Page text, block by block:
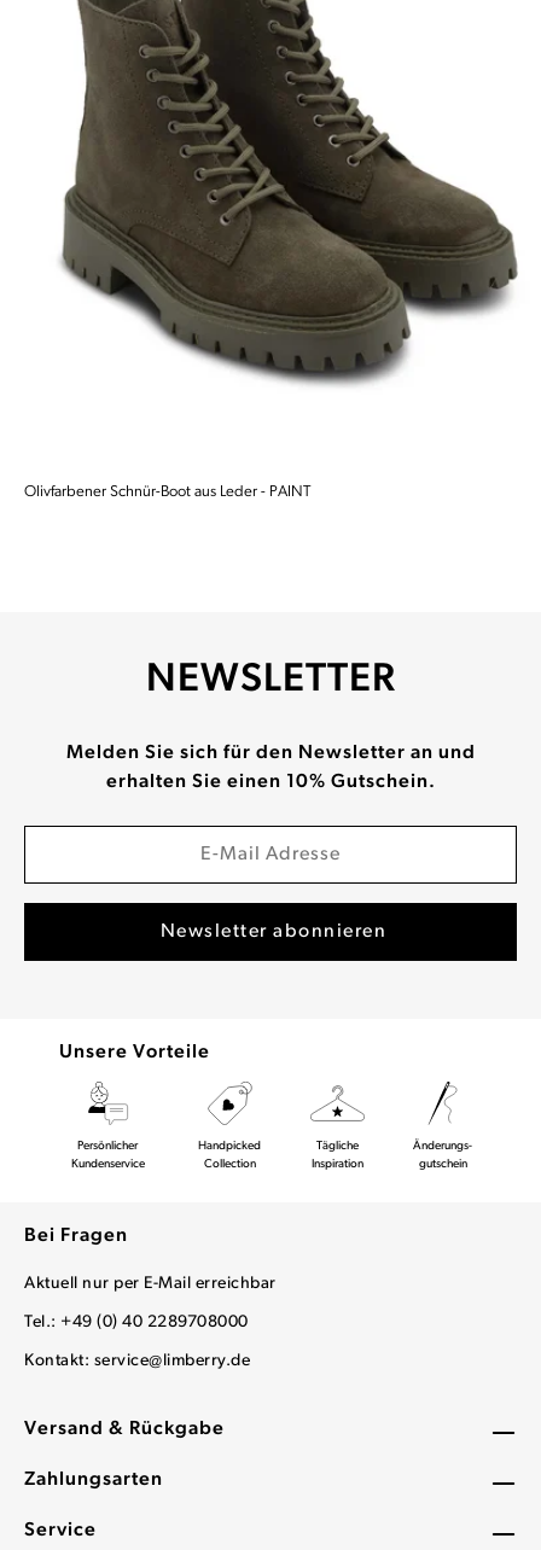
Olivfarbener Schnür-Boot aus Leder - PAINT
Versand & Rückgabe
Zahlungsarten
Service
NEWSLETTER
Melden Sie sich für den Newsletter an und
erhalten Sie einen 10% Gutschein.
Unsere Vorteile
Persönlicher
Kundenservice
Handpicked
Collection
Tägliche
Inspiration
Änderungs-
gutschein
Bei Fragen
Aktuell nur per E-Mail erreichbar
Tel.: +49 (0) 40 2289708000
Kontakt: service@limberry.de